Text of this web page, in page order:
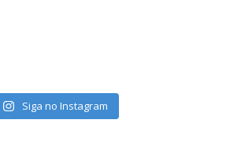
Siga no Instagram